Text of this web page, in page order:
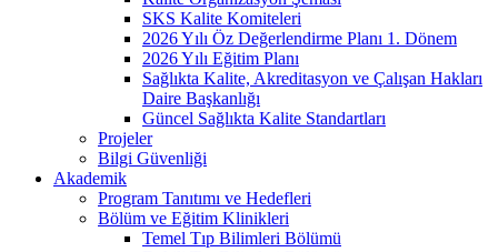
SKS Kalite Komiteleri
2026 Yılı Öz Değerlendirme Planı 1. Dönem
2026 Yılı Eğitim Planı
Sağlıkta Kalite, Akreditasyon ve Çalışan Hakları
Daire Başkanlığı
Güncel Sağlıkta Kalite Standartları
Projeler
Bilgi Güvenliği
Akademik
Program Tanıtımı ve Hedefleri
Bölüm ve Eğitim Klinikleri
Temel Tıp Bilimleri Bölümü